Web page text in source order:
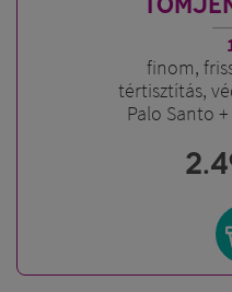
finom,
tértisztítás,
Palo Santo